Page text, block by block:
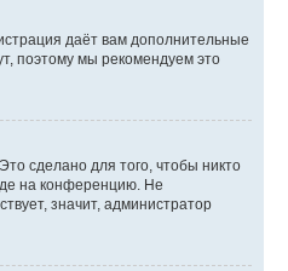
даёт вам дополнительные
поэтому мы рекомендуем это
сделано для того, чтобы никто
на конференцию. Не
значит, администратор